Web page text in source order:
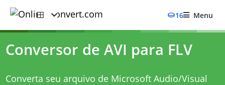
16 Menu
Conversor de AVI para FLV
Converta seu arquivo de Microsoft Audio/Visual